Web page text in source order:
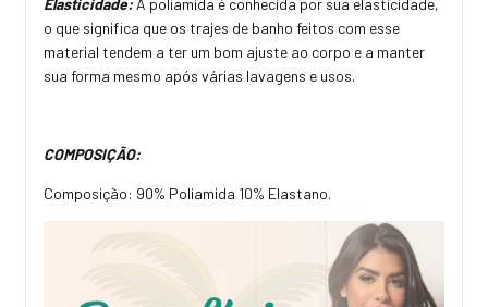
o que significa que os trajes de banho feitos com esse
material tendem a ter um bom ajuste ao corpo e a manter
sua forma mesmo após várias lavagens e usos.
COMPOSIÇÃO:
Composição: 90% Poliamida 10% Elastano.